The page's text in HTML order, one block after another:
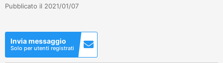
Pubblicato il 2021/01/07
Invia messaggio
Solo per utenti registrati